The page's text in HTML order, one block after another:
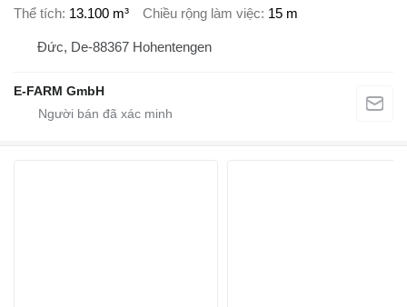
Thể tích 13.100 m³ Chiều rộng làm việc 15 m
Đức, De-88367 Hohentengen
E-FARM GmbH